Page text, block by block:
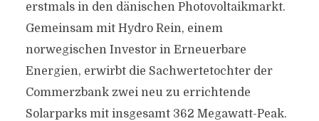
erstmals in den dänischen Photovoltaikmarkt.
Gemeinsam mit Hydro Rein, einem
norwegischen Investor in Erneuerbare
Energien, erwirbt die Sachwertetochter der
Commerzbank zwei neu zu errichtende
Solarparks mit insgesamt 362 Megawatt-Peak.